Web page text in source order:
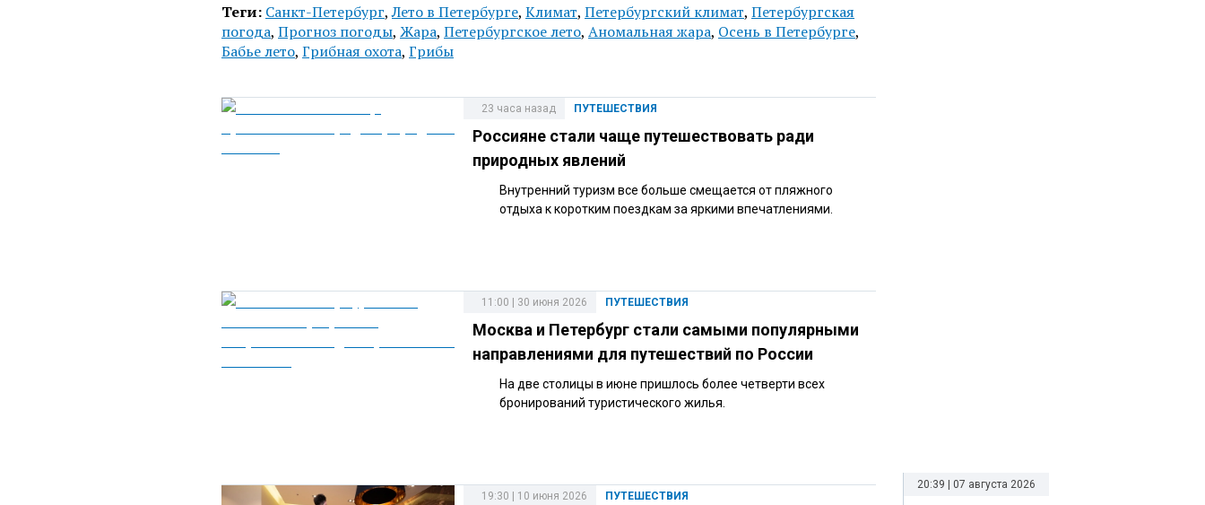
Теги: Санкт-Петербург,Лето в Петербурге, Климат, Петербургский климат, Петербургская
погода, Прогноз погоды, Жара, Петербургское лето, Аномальная жара, Осень в Петербурге,
Бабье лето, Грибная охота, Грибы
ПУТЕШЕСТВИЯ
23 часа назад
Россияне стали чаще путешествовать ради
природных явлений
Внутренний туризм все больше смещается от пляжного
отдыха к коротким поездкам за яркими впечатлениями.
ПУТЕШЕСТВИЯ
11:00 | 30 июня 2026
Москва и Петербург стали самыми популярными
направлениями для путешествий по России
На две столицы в июне пришлось более четверти всех
бронирований туристического жилья.
ПУТЕШЕСТВИЯ
19:30 | 10 июня 2026
20:39 | 07 августа 2026